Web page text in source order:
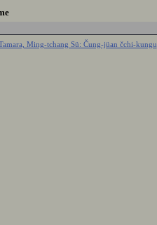
Ming-tchang Sü: Čung-jüan čchi-kungu